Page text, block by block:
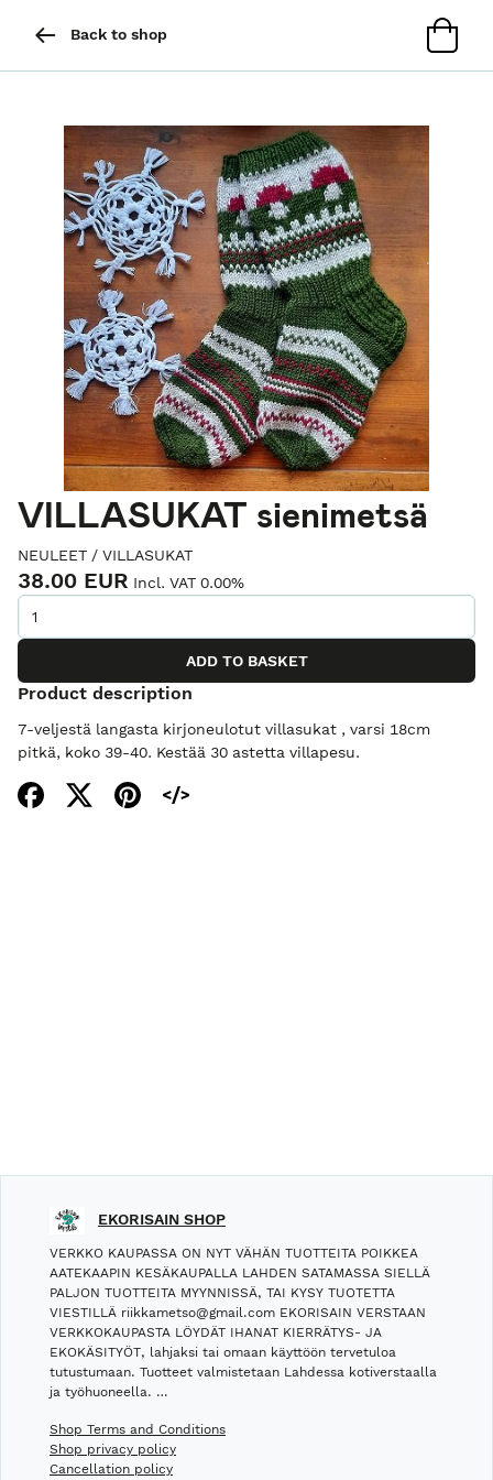
Back to shop
VILLASUKAT sienimetsä
NEULEET / VILLASUKAT
38.00 EUR Incl. VAT 0.00%
Product description
7-veljestä langasta kirjoneulotut villasukat , varsi 18cm
pitkä, koko 39-40. Kestää 30 astetta villapesu.
EKORISAIN SHOP
VERKKO KAUPASSA ON NYT VÄHÄN TUOTTEITA POIKKEA
AATEKAAPIN KESÄKAUPALLA LAHDEN SATAMASSA SIELLÄ
PALJON TUOTTEITA MYYNNISSÄ, TAI KYSY TUOTETTA
VIESTILLÄ riikkametso@gmail.com EKORISAIN VERSTAAN
VERKKOKAUPASTA LÖYDÄT IHANAT KIERRÄTYS- JA
EKOKÄSITYÖT, lahjaksi tai omaan käyttöön tervetuloa
tutustumaan. Tuotteet valmistetaan Lahdessa kotiverstaalla
ja työhuoneella. …
Shop Terms and Conditions
Shop privacy policy
Cancellation policy